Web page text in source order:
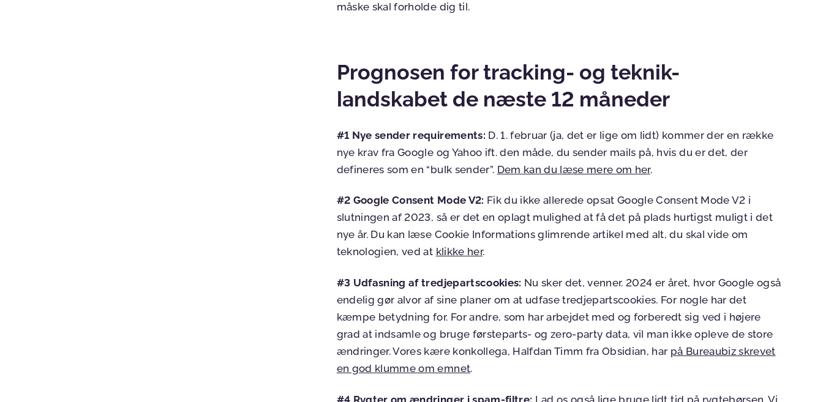
måske skal forholde dig til.
Prognosen for tracking- og teknik-
landskabet de næste 12 måneder
#1 Nye sender requirements: D. 1. februar (ja, det er lige om lidt) kommer der en række
nye krav fra Google og Yahoo ift. den måde, du sender mails på, hvis du er det, der
defineres som en “bulk sender”. Dem kan du læse mere om her.
#2 Google Consent Mode V2: Fik du ikke allerede opsat Google Consent Mode V2 i
slutningen af 2023, så er det en oplagt mulighed at få det på plads hurtigst muligt i det
nye år. Du kan læse Cookie Informations glimrende artikel med alt, du skal vide om
teknologien, ved at klikke her.
#3 Udfasning af tredjepartscookies: Nu sker det, venner. 2024 er året, hvor Google også
endelig gør alvor af sine planer om at udfase tredjepartscookies. For nogle har det
kæmpe betydning for. For andre, som har arbejdet med og forberedt sig ved i højere
grad at indsamle og bruge førsteparts- og zero-party data, vil man ikke opleve de store
ændringer. Vores kære konkollega, Halfdan Timm fra Obsidian, har på Bureaubiz skrevet
en god klumme om emnet.
#4 Rygter om ændringer i spam-filtre: Lad os også lige bruge lidt tid på rygtebørsen. Vi